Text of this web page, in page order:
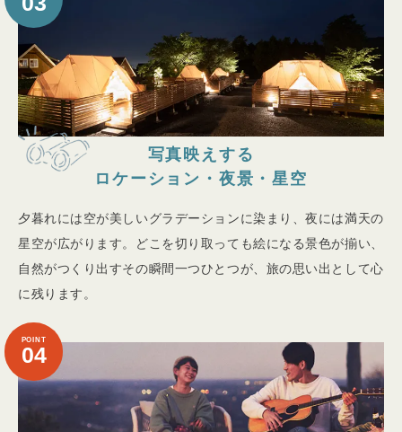
写真映えする
ロケーション・夜景・星空
夕暮れには空が美しいグラデーションに染まり、夜には満天の
星空が広がります。どこを切り取っても絵になる景色が揃い、
自然がつくり出すその瞬間一つひとつが、旅の思い出として心
に残ります。
POINT
04